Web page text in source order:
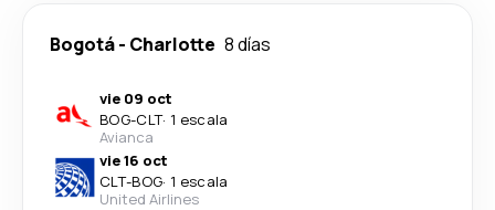
Bogotá- Charlotte 8 días
vie 09 oct
BOG-CLT· 1 escala
Avianca
vie 16 oct
CLT-BOG· 1 escala
United Airlines